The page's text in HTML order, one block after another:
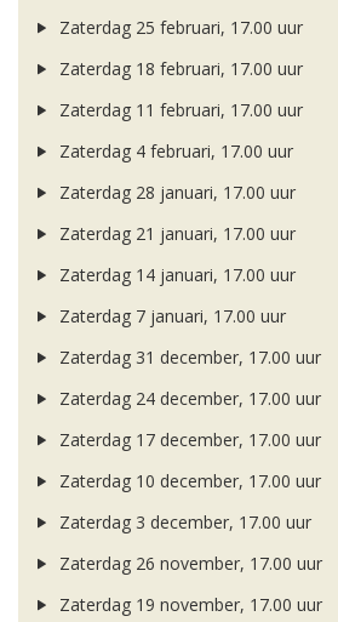
Zaterdag 25 februari, 17.00 uur
Zaterdag 18 februari, 17.00 uur
Zaterdag 11 februari, 17.00 uur
Zaterdag 4 februari, 17.00 uur
Zaterdag 28 januari, 17.00 uur
Zaterdag 21 januari, 17.00 uur
Zaterdag 14 januari, 17.00 uur
Zaterdag 7 januari, 17.00 uur
Zaterdag 31 december, 17.00 uur
Zaterdag 24 december, 17.00 uur
Zaterdag 17 december, 17.00 uur
Zaterdag 10 december, 17.00 uur
Zaterdag 3 december, 17.00 uur
Zaterdag 26 november, 17.00 uur
Zaterdag 19 november, 17.00 uur